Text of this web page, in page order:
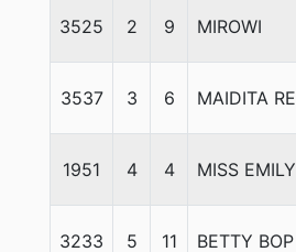
3525 2 9 MIROWI
3537 3 6 MAIDITA
1951 4 4 MISS EMILY
3233 5 11 BETTY BOP